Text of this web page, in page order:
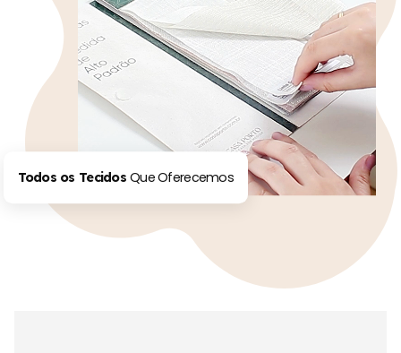
Todos os Tecidos Que Oferecemos